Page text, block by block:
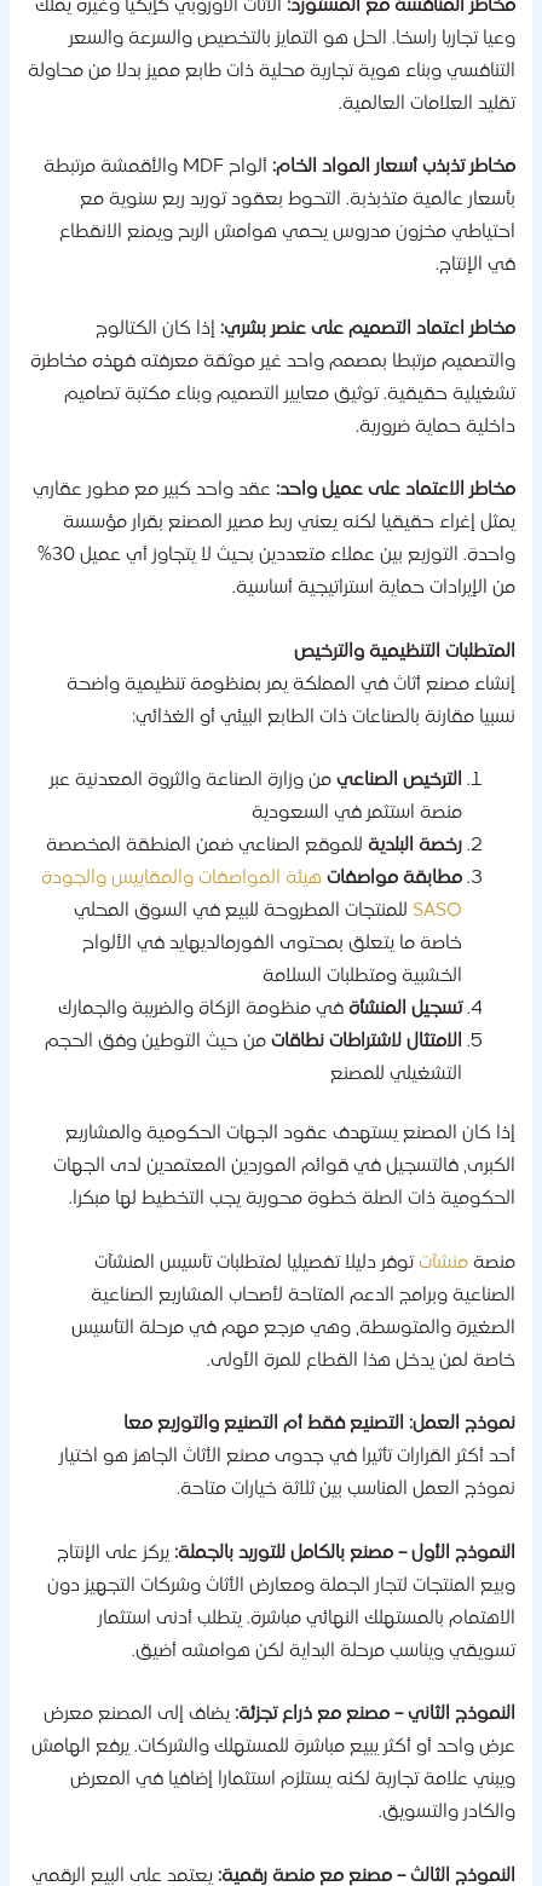
المنافسة مع المستورد:الأثاث الأوروبي كإيكيا وغيره يملك
تجاريا راسخا. الحل هو التمايز بالتخصيص والسرعة والسعر
وبناء هوية تجارية محلية ذات طابع مميز بدلا من محاولة
العلامات العالمية.
تذبذب أسعار المواد الخام:
ألواح MDF والأقمشة مرتبطة
عالمية متذبذبة. التحوط بعقود توريد ربع سنوية مع
مخزون مدروس يحمي هوامش الربح ويمنع الانقطاع
الإنتاج.
اعتماد التصميم على عنصر بشري:إذا كان الكتالوج
مرتبطا بمصمم واحد غير موثقة معرفته فهذه مخاطرة
حقيقية. توثيق معايير التصميم وبناء مكتبة تصاميم
حماية ضرورية.
الاعتماد على عميل واحد:عقد واحد كبير مع مطور عقاري
إغراء حقيقيا لكنه يعني ربط مصير المصنع بقرار مؤسسة
واحدة. التوزيع بين عملاء متعددين بحيث لا يتجاوز أي عميل 30%
الإيرادات حماية استراتيجية أساسية.
التنظيمية والترخيص
مصنع أثاث في المملكة يمر بمنظومة تنظيمية واضحة
مقارنة بالصناعات ذات الطابع البيئي أو الغذائي:
الترخيص الصناعيمن وزارة الصناعة والثروة المعدنية عبر
منصة استثمر في السعودية
رخصة البلديةللموقع الصناعي ضمن المنطقة المخصصة
مطابقة مواصفات هيئة المواصفات والمقاييس والجودة
SASOللمنتجات المطروحة للبيع في السوق المحلي
خاصة ما يتعلق بمحتوى الفورمالديهايد في الألواح
الخشبية ومتطلبات السلامة
تسجيل المنشأةفي منظومة الزكاة والضريبة والجمارك
الامتثال لاشتراطات نطاقاتمن حيث التوطين وفق الحجم
التشغيلي للمصنع
كان المصنع يستهدف عقود الجهات الحكومية والمشاريع
فالتسجيل في قوائم الموردين المعتمدين لدى الجهات
ذات الصلة خطوة محورية يجب التخطيط لها مبكرا.
منشآتتوفر دليلا تفصيليا لمتطلبات تأسيس المنشآت
وبرامج الدعم المتاحة لأصحاب المشاريع الصناعية
والمتوسطة، وهي مرجع مهم في مرحلة التأسيس
لمن يدخل هذا القطاع للمرة الأولى.
العمل: التصنيع فقط أم التصنيع والتوزيع معا
أكثر القرارات تأثيرا في جدوى مصنع الأثاث الجاهز هو اختيار
العمل المناسب بين ثلاثة خيارات متاحة.
الأول – مصنع بالكامل للتوريد بالجملة:يركز على الإنتاج
المنتجات لتجار الجملة ومعارض الأثاث وشركات التجهيز دون
بالمستهلك النهائي مباشرة. يتطلب أدنى استثمار
ويناسب مرحلة البداية لكن هوامشه أضيق.
الثاني – مصنع مع ذراع تجزئة:يضاف إلى المصنع معرض
واحد أو أكثر يبيع مباشرة للمستهلك والشركات. يرفع الهامش
علامة تجارية لكنه يستلزم استثمارا إضافيا في المعرض
والتسويق.
الثالث – مصنع مع منصة رقمية:يعتمد على البيع الرقمي